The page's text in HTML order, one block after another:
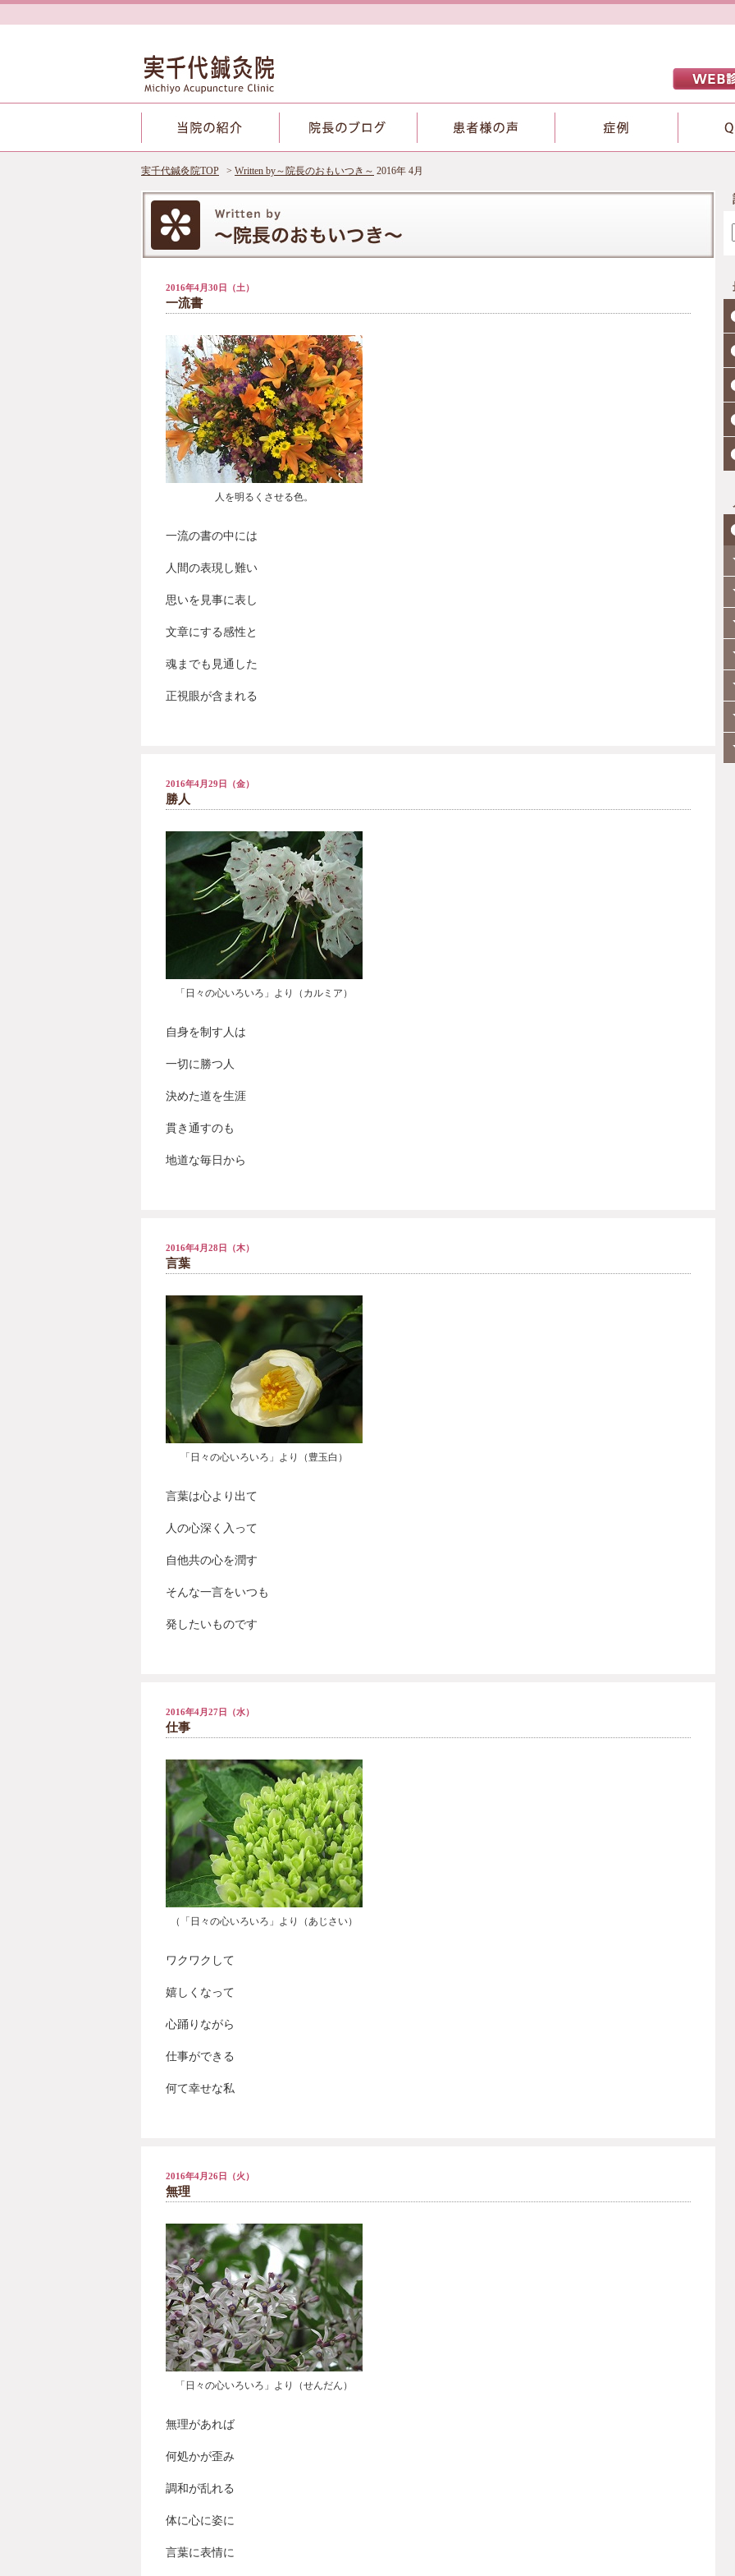
実千代鍼灸院TOP Written by～院長のおもいつき～ 2016年 4月
2016年4月30日（土）
一流書
人を明るくさせる色。
一流の書の中には
人間の表現し難い
思いを見事に表し
文章にする感性と
魂までも見通した
正視眼が含まれる
2016年4月29日（金）
勝人
「日々の心いろいろ」より（カルミア）
自身を制す人は
一切に勝つ人
決めた道を生涯
貫き通すのも
地道な毎日から
2016年4月28日（木）
言葉
「日々の心いろいろ」より（豊玉白）
言葉は心より出て
人の心深く入って
自他共の心を潤す
そんな一言をいつも
発したいものです
2016年4月27日（水）
仕事
（「日々の心いろいろ」より（あじさい）
ワクワクして
嬉しくなって
心踊りながら
仕事ができる
何て幸せな私
2016年4月26日（火）
無理
「日々の心いろいろ」より（せんだん）
無理があれば
何処かが歪み
調和が乱れる
体に心に姿に
言葉に表情に